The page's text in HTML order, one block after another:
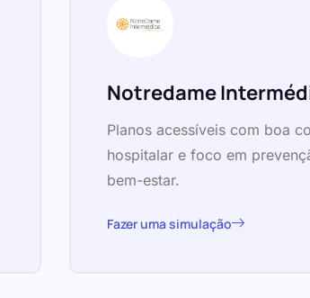
Notredame
Planos acessíveis com boa
hospitalar e foco em
bem-estar.
Fazer uma simulação